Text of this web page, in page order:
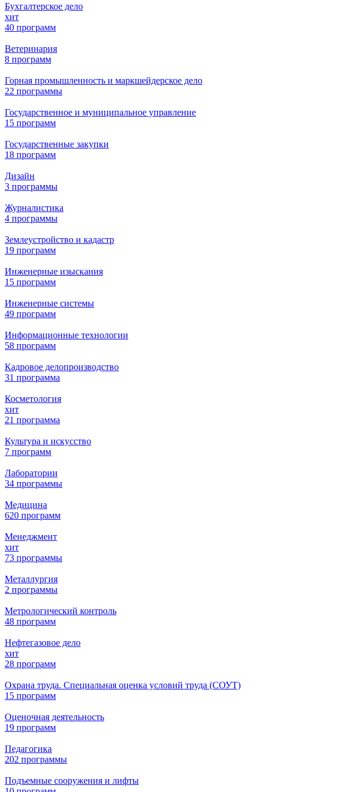
Бухгалтерское дело
хит
40 программ
Ветеринария
8 программ
Горная промышленность и маркшейдерское дело
22 программы
Государственное и муниципальное управление
15 программ
Государственные закупки
18 программ
Дизайн
3 программы
Журналистика
4 программы
Землеустройство и кадастр
19 программ
Инженерные изыскания
15 программ
Инженерные системы
49 программ
Информационные технологии
58 программ
Кадровое делопроизводство
31 программа
Косметология
хит
21 программа
Культура и искусство
7 программ
Лаборатории
34 программы
Медицина
620 программ
Менеджмент
хит
73 программы
Металлургия
2 программы
Метрологический контроль
48 программ
Нефтегазовое дело
хит
28 программ
Охрана труда. Специальная оценка условий труда (СОУТ)
15 программ
Оценочная деятельность
19 программ
Педагогика
202 программы
Подъемные сооружения и лифты